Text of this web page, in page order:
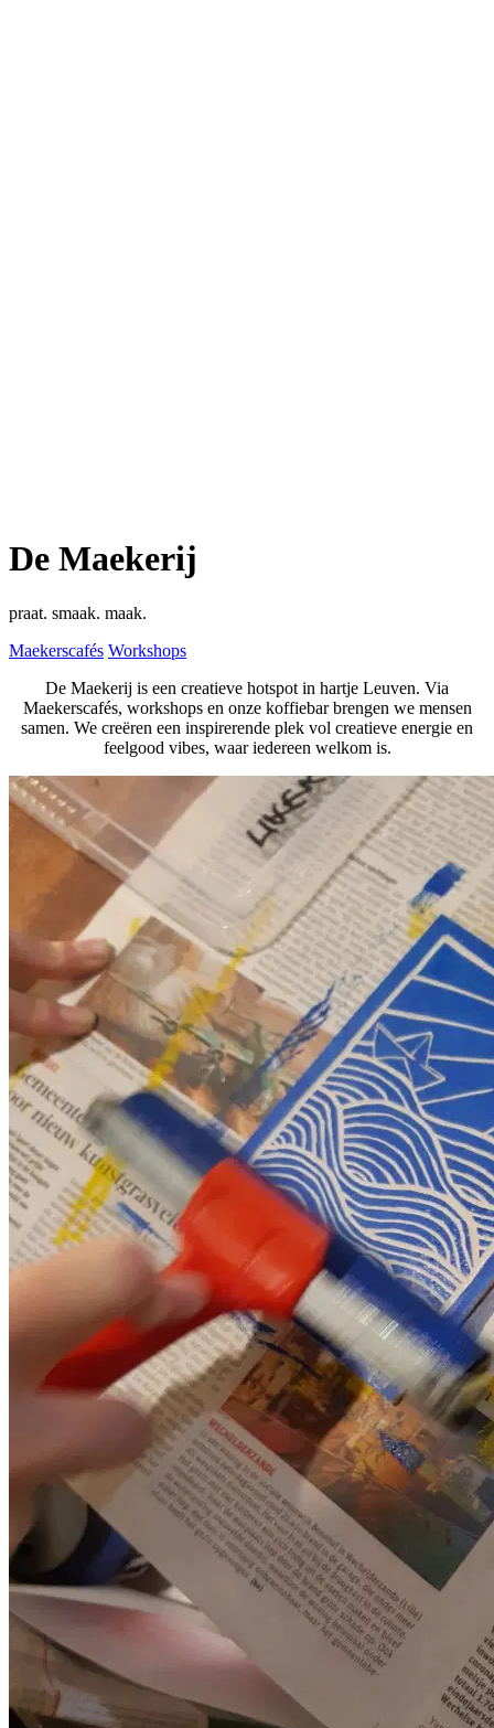
De Maekerij
praat. smaak. maak.
Maekerscafés Workshops
De Maekerij is een creatieve hotspot in hartje Leuven. Via
Maekerscafés, workshops en onze koffiebar brengen we mensen
samen. We creëren een inspirerende plek vol creatieve energie en
feelgood vibes, waar iedereen welkom is.